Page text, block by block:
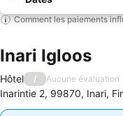
Comment les paiements
Inari Igloos
Hôtel / Aucune évaluation
Inarintie 2, 99870, Inari,